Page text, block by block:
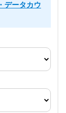
データカウ